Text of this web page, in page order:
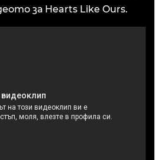
за Hearts Like Ours.